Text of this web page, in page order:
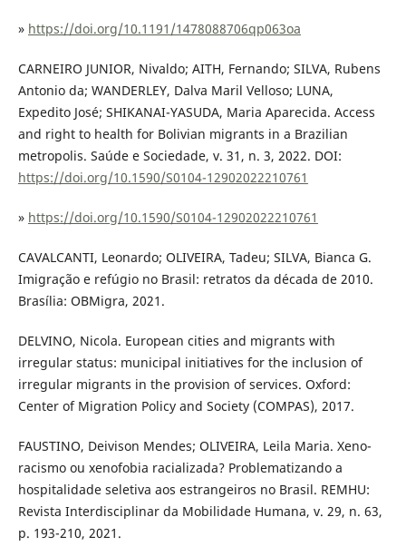
» https://doi.org/10.1191/1478088706qp063oa
CARNEIRO JUNIOR, Nivaldo; AITH, Fernando; SILVA, Rubens
Antonio da; WANDERLEY, Dalva Maril Velloso; LUNA,
Expedito José; SHIKANAI-YASUDA, Maria Aparecida. Access
and right to health for Bolivian migrants in a Brazilian
metropolis. Saúde e Sociedade, v. 31, n. 3, 2022. DOI:
https://doi.org/10.1590/S0104-12902022210761
» https://doi.org/10.1590/S0104-12902022210761
CAVALCANTI, Leonardo; OLIVEIRA, Tadeu; SILVA, Bianca G.
Imigração e refúgio no Brasil: retratos da década de 2010.
Brasília: OBMigra, 2021.
DELVINO, Nicola. European cities and migrants with
irregular status: municipal initiatives for the inclusion of
irregular migrants in the provision of services. Oxford:
Center of Migration Policy and Society (COMPAS), 2017.
FAUSTINO, Deivison Mendes; OLIVEIRA, Leila Maria. Xeno-
racismo ou xenofobia racializada? Problematizando a
hospitalidade seletiva aos estrangeiros no Brasil. REMHU:
Revista Interdisciplinar da Mobilidade Humana, v. 29, n. 63,
p. 193-210, 2021.